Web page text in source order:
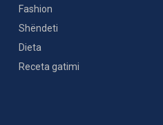
Fashion
Shëndeti
Dieta
Receta gatimi